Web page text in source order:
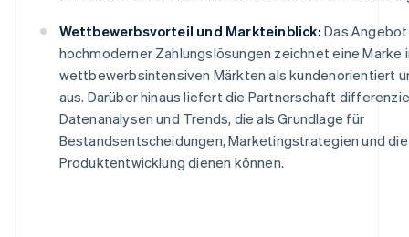
Wettbewerbsvorteil und Markteinblick: Das Angebot
hochmoderner Zahlungslösungen zeichnet eine Marke
wettbewerbsintensiven Märkten als kundenorientiert
aus. Darüber hinaus liefert die Partnerschaft
Datenanalysen und Trends, die als Grundlage für
Bestandsentscheidungen, Marketingstrategien und die
Produktentwicklung dienen können.